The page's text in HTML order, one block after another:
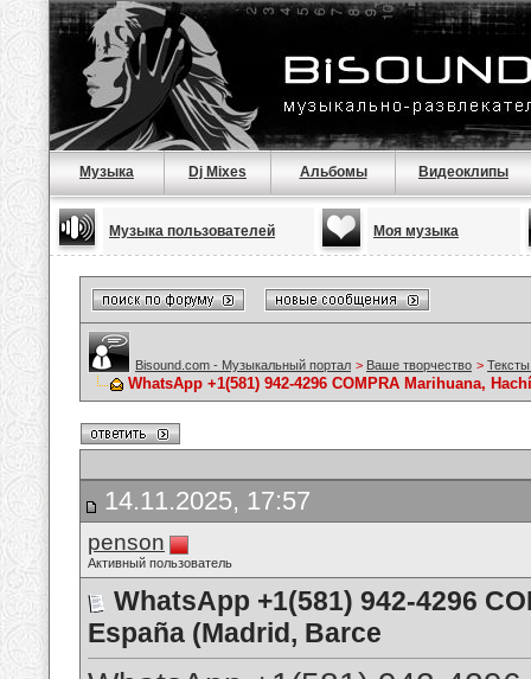
Музыка Dj Mixes Альбомы Видеоклипы
Музыка пользователей Моя музыка
Bisound.com - Музыкальный портал > Ваше творчество >
WhatsApp +1(581) 942-4296 COMPRA Marihuana,
14.11.2025, 17:57
penson
Активный пользователь
WhatsApp +1(581) 942-4296
España (Madrid, Barce